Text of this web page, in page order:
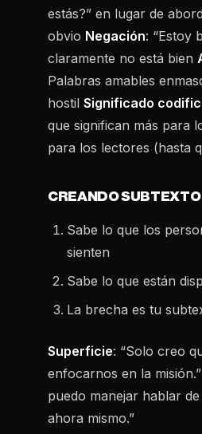
estás?” en lugar de
obvio Negación: “Estoy
claramente no está bien
Palabras amables
hostil Significado
que significan más para
para los lectores (hasta
CREANDO SUBTEXTO
Sabe lo que los
sienten
Sabe lo que están
La brecha es tu
Superficie: “Solo creo
enfocarnos en la misión.”
puedo manejar hablar
ahora mismo.”